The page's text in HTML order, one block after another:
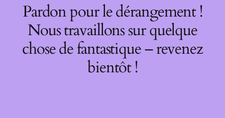
Pardon pour le dérangement !
Nous travaillons sur quelque
chose de fantastique – revenez
bientôt !